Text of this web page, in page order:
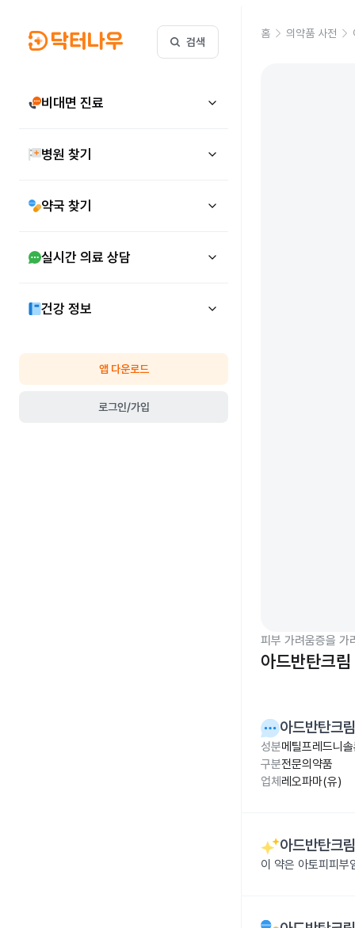
검색
비대면 진료
병원 찾기
약국 찾기
실시간 의료 상담
건강 정보
앱 다운로드
로그인/가입
홈 의약품 사전
피부 가려움증을 가
아드반탄크
아드반탄크
성분메틸프레드니
구분전문의약품
업체 레오파마(유)
아드반탄크
이 약은 아토피피부